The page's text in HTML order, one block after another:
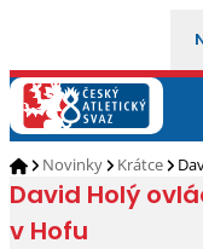
Novinky Krátce
David Holý
v Hofu